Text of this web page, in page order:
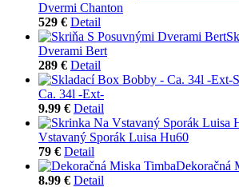
Dvermi Chanton
529 € Detail
Dverami Bert
289 € Detail
Ca. 34l -Ext-
9.99 € Detail
Vstavaný Sporák Luisa Hu60
79 € Detail
Dekoračná
8.99 € Detail